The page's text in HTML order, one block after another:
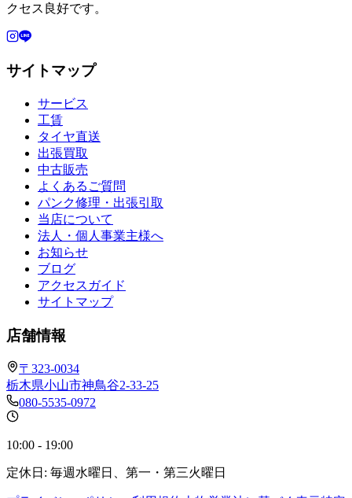
クセス良好です。
サイトマップ
サービス
工賃
タイヤ直送
出張買取
中古販売
よくあるご質問
パンク修理・出張引取
当店について
法人・個人事業主様へ
お知らせ
ブログ
アクセスガイド
サイトマップ
店舗情報
〒323-0034
栃木県小山市神鳥谷2-33-25
080-5535-0972
10:00 - 19:00
定休日: 毎週水曜日、第一・第三火曜日